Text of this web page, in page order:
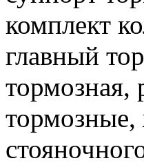
комплект
главный
тормозные,